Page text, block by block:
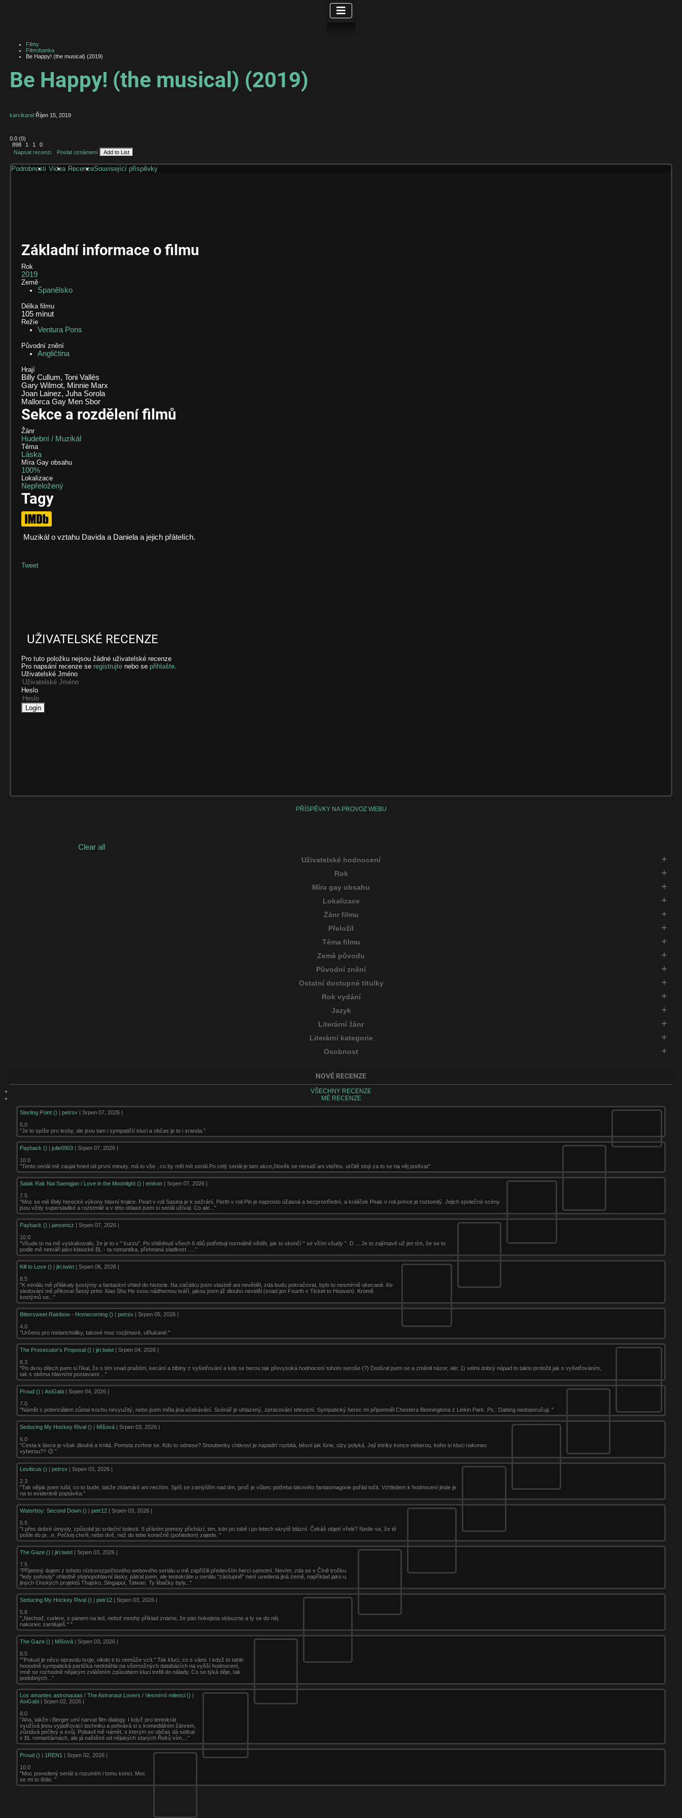
Filmy
Filmobanka
Be Happy! (the musical) (2019)
Be Happy! (the musical) (2019)
karcikarel Říjen 15, 2019
0.0 (0)
898
1 1
0
Napsat recenzi
Poslat oznámení Add to List
Podrobnosti Videa RecenzeSouvisející příspěvky
Základní informace o filmu
Rok
2019
Země
Španělsko
Délka filmu
105 minut
Režie
Ventura Pons
Původní znění
Angličtina
Hrají
Billy Cullum, Toni Vallès
Gary Wilmot, Minnie Marx
Joan Lainez, Juha Sorola
Mallorca Gay Men Sbor
Sekce a rozdělení filmů
Žánr
Hudební / Muzikál
Téma
Láska
Míra Gay obsahu
100%
Lokalizace
Nepřeložený
Tagy
Muzikál o vztahu Davida a Daniela a jejich přátelích.
Tweet
UŽIVATELSKÉ RECENZE
Pro tuto položku nejsou žádné uživatelské recenze
Pro napsání recenze se registrujte nebo se přihlašte.
Uživatelské Jméno
Heslo
Login
PŘÍSPĚVKY NA PROVOZ WEBU
Clear all
Uživatelské hodnocení
Rok
Míra gay obsahu
Lokalizace
Žánr filmu
Přeložil
Téma filmu
Země původu
Původní znění
Ostatní dostupné titulky
Rok vydání
Jazyk
Literární žánr
Literární kategorie
Osobnost
NOVÉ RECENZE
VŠECHNY RECENZE
MÉ RECENZE
Sterling Point () |petrsv | Srpen 07, 2026 |
5.0
"Je to spíše pro lesby, ale jsou tam i sympatičtí kluci a občas je to i sranda."
Payback () |julie0903 | Srpen 07, 2026 |
10.0
"Tento seriál mě zaujal hned od první minuty. má to vše , co by měl mít seriál.Po celý seriál je tam akce,člověk se nenudí ani vteřinu. určitě stojí za to se na něj podívat"
Salak Rak Nai Saengjan / Love in the Moonlight () |emkon | Srpen 07, 2026 |
7.5
"Moc se mě líbily herecké výkony hlavní trojice. Pearl v roli Sasina je k sežrání, Perth v roli Pin je naprosto úžasná a bezprostřední, a králíček Peak v roli prince je roztomilý. Jejich společné scény
jsou vždy supersladké a roztomilé a v této oblasti jsem si seriál užíval. Co ale..."
Payback () |jansencz | Srpen 07, 2026 |
10.0
"Všude to na mě vyskakovalo, že je to v " kurzu". Po shlédnutí všech 6 dílů potřebuji normálně vědět, jak to skončí " se vším všudy " :D ... Je to zajímavé už jen tím, že se to
podle mě netváři jako klasické BL - ta romantika, přehnaná sladkost ....."
Kill to Love () |jiri.twist | Srpen 06, 2026 |
8.5
"K seriálu mě přilákaly kostýmy a fantaskní vhled do historie. Na začátku jsem vlastně ani nevěděl, zda budu pokračovat, bylo to nesmírně ukecané. Ke
sledování mě přikoval Šestý princ Xiao Shu He svou nádhernou tváří, jakou jsem již dlouho neviděl (snad jen Fourth v Ticket to Heaven). Kromě
kostýmů se..."
Bittersweet Rainbow - Homecoming () |petrsv | Srpen 05, 2026 |
4.0
"Určeno pro melancholiky, takové moc rozjímavé, ufňukané."
The Prosecutor's Proposal () |jiri.twist | Srpen 04, 2026 |
8.3
"Po dvou dílech jsem si říkal, že s tím snad praštím, kecání a blbiny z vyšetřování a kde se berou tak převysoká hodnocení tohoto seroše (?) Dodíval jsem se a změnil názor, ale: 1) velmi dobrý nápad to takto proložit jak s vyšetřováním,
tak s oběma hlavními postavami ..."
Proud () |AsiGabi | Srpen 04, 2026 |
7.0
"Námět s potenciálem zůstal trochu nevyužitý, nebo jsem měla jiná očekávání. Scénář je uhlazený, zpracování televizní. Sympatický herec mi připomněl Chestera Benningtona z Linkin Park. Ps.: Dabing nedoporučuji. "
Seducing My Hockey Rival () | Míšová | Srpen 03, 2026 |
6.0
"Cesta k lásce je však dlouhá a trnitá. Pomsta zvrhne se. Kdo to odnese? Snoubenky chtivost je napadrť rozbitá, běsní jak fúrie, slzy polyká. Její intriky konce neberou, koho si kluci nakonec
vyberou?? 😉 "
Leviticus () |petrsv | Srpen 03, 2026 |
2.3
"Tak nějak jsem tušil, co to bude, takže zklamání ani necítím. Spíš se zamýšlím nad tím, proč je vůbec potřeba takovéto fantasmagorie pořád točit. Vzhledem k hodnocení jinde je
na to evidentně poptávka."
Waterboy: Second Down () |petr12 | Srpen 03, 2026 |
5.5
"I přes dobré úmysly, způsobil jsi srdeční bolesti. S přáním pomsty přichází, ten, kdo po tobě i po letech skrytě blázní. Čekáš objetí vřelé? Nediv se, že tě
pošle do pr...e. Počkej chvíli, nebo dvě, než do tebe konečně (pohledem) zajede. "
The Gaze () |jiri.twist | Srpen 03, 2026 |
7.5
"Příjemný dojem z tohoto nízkorozpočtového webového seriálu u mě zapříčili především herci samotní. Nevím, zda se v Číně trošku
"ledy pohnuly" ohledně stejnopohlavní lásky, pátral jsem, ale tentokráte u seriálu "zástupně" není uvedena jiná země, například jako u
jiných čínských projektů Thajsko, Singapur, Taiwan. Ty líbačky byly..."
Seducing My Hockey Rival () |petr12 | Srpen 03, 2026 |
5.8
"„Nechoď, curlere, s pánem na led, neboť mnohý příklad známe, že pán hokejista sklouzne a ty se do něj
nakonec zamiluješ.“ "
The Gaze () | Míšová | Srpen 03, 2026 |
8.5
""Pokud je něco opravdu tvoje, nikdo ti to nemůže vzít." Tak kluci, co s vámi. I když to tahle
hooodně sympatická partička nedotáhla na všemožných databázích na vyšší hodnocení,
mně se rozhodně nějakým zvláštním způsobem kluci trefili do nálady. Co se týká děje, tak
podobných..."
Los amantes astronautas / The Astronaut Lovers / Vesmírní milenci () |
AsiGabi | Srpen 02, 2026 |
8.0
"Aha, takže i Berger umí narvat film dialogy. I když pro tentokrát
využívá jinou vyjadřovací techniku a pohrává si s komediálním žánrem,
zůstává pečlivý a svůj. Pobavil mě námět, s kterým se občas dá setkat
v BL romanťárnách, ale já naštěstí od nějakých starých Řeků vím,..."
Proud () | 1REN1 | Srpen 02, 2026 |
10.0
"Moc povedený seriál a rozumím i tomu konci. Moc
se mi to líbilo. "